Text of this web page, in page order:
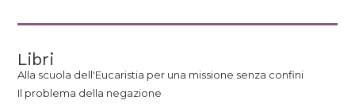
Libri
Alla scuola dell'Eucaristia per una missione senza confini
Il problema della negazione